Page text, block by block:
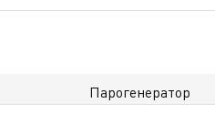
Парогенератор